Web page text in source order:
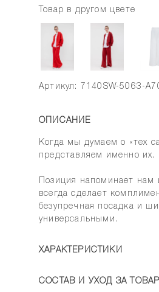
Товар в другом цвете
Артикул: 7140SW-5063-
ОПИСАНИЕ
Когда мы думаем о «тех
представляем именно их.
Позиция напоминает
всегда сделает
безупречная посадка и
универсальными.
ХАРАКТЕРИСТИКИ
СОСТАВ И УХОД ЗА